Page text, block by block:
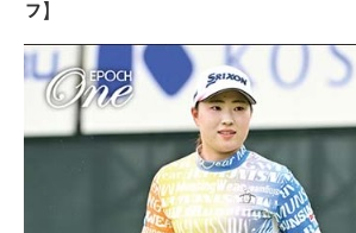
フ】